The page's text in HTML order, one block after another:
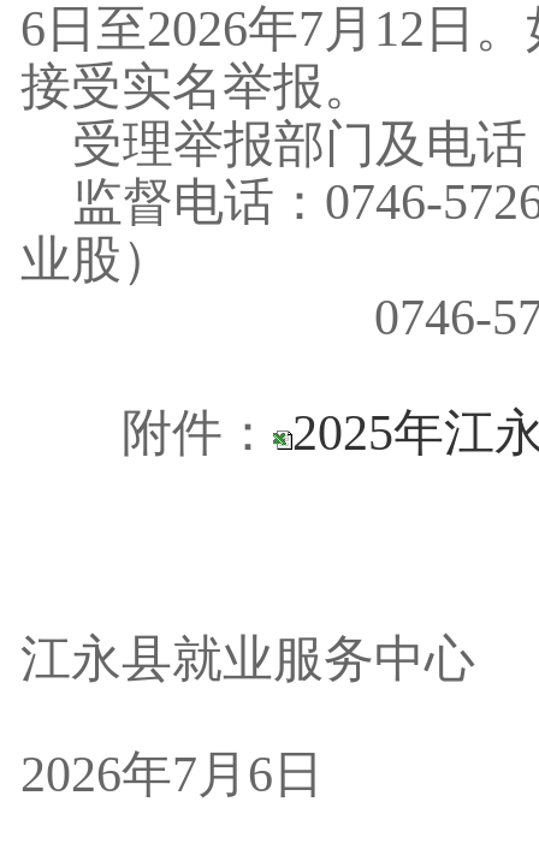
6 日至2026年7月 12 日
接受实名举报。
受理举报部门及电话
监督电话： 0746-
业股）
0746-5729815
附件： 2025年江
江永县就业服务中心
2026年7月 6 日